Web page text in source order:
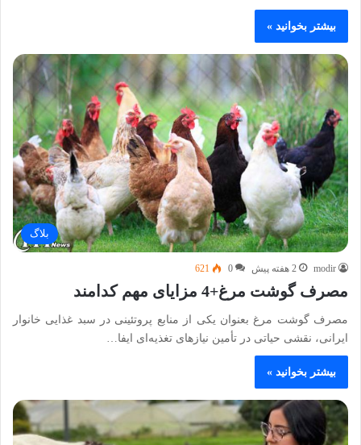
بیشتر بخوانید »
بلاگ
modir 2 هفته پیش 0
621
مصرف گوشت مرغ+4 مزایای مهم کدامند
مصرف گوشت مرغ بعنوان یکی از منابع پروتئینی در سبد غذایی خانوار
ایرانی، نقشی حیاتی در تأمین نیازهای تغذیه‌ای ایفا…
بیشتر بخوانید »